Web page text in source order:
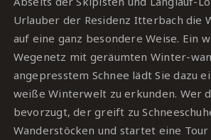
Urlauber der Residenz Itterbach die
auf eine ganz besondere Weise. Ein
Wegenetz mit geräumten Winter-
angepresstem Schnee lädt Sie dazu
weiße Winterwelt zu erkunden. Wer
bevorzugt, der greift zu
Wanderstöcken und startet eine Tour